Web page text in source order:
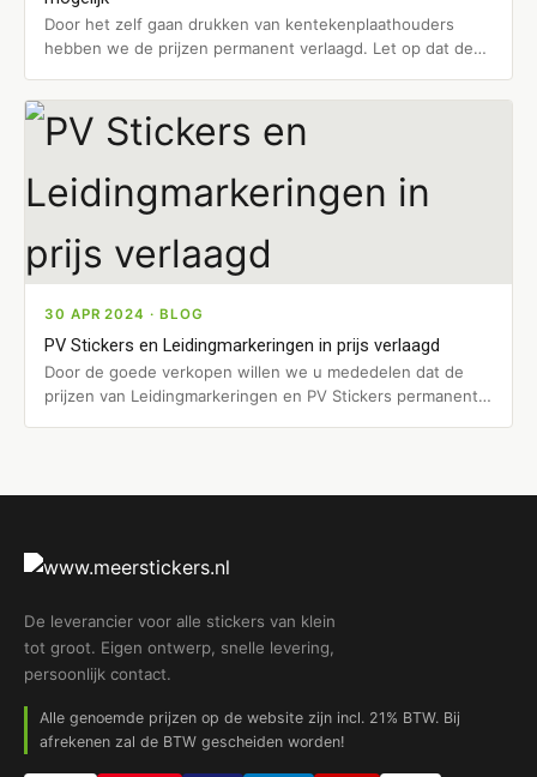
Door het zelf gaan drukken van kentekenplaathouders
hebben we de prijzen permanent verlaagd. Let op dat de
30 APR 2024 · BLOG
PV Stickers en Leidingmarkeringen in prijs verlaagd
Door de goede verkopen willen we u mededelen dat de
prijzen van Leidingmarkeringen en PV Stickers permanent
De leverancier voor alle stickers van klein
tot groot. Eigen ontwerp, snelle levering,
persoonlijk contact.
Alle genoemde prijzen op de website zijn incl. 21% BTW. Bij
afrekenen zal de BTW gescheiden worden!